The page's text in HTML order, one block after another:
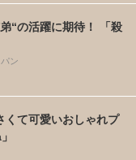
“の活躍に期待！ 「殺
ン
くて可愛いおしゃれプ